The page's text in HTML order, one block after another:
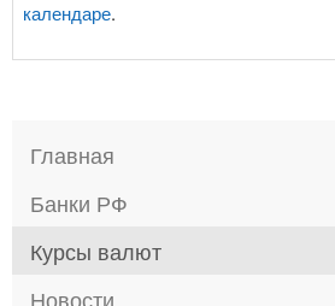
календаре.
Главная
Банки РФ
Курсы валют
Новости